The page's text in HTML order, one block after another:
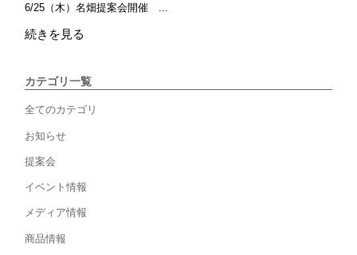
6/25（木）名畑提案会開催 ...
続きを見る
カテゴリ一覧
全てのカテゴリ
お知らせ
提案会
イベント情報
メディア情報
商品情報